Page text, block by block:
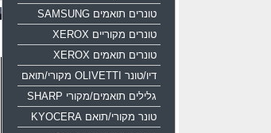
טונרים תואמים SAMSUNG
טונרים מקוריים XEROX
טונרים תואמים XEROX
דיו/טונר OLIVETTI מקורי/תואם
גלילים תואמים/מקורי SHARP
טונר מקורי/תואם KYOCERA